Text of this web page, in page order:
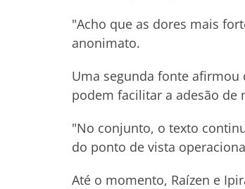
"Acho que as dores mais
anonimato.
Uma segunda fonte
podem facilitar a adesão de
"No conjunto, o texto
do ponto de vista
Até o momento, Raízen e